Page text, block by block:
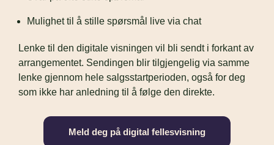
Mulighet til å stille spørsmål live via chat
Lenke til den digitale visningen vil bli sendt i forkant av
arrangementet. Sendingen blir tilgjengelig via samme
lenke gjennom hele salgsstartperioden, også for deg
som ikke har anledning til å følge den direkte.
Meld deg på digital fellesvisning